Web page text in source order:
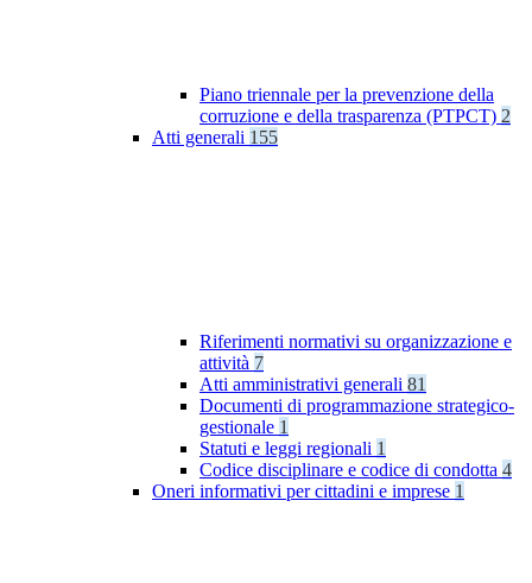
Piano triennale per la prevenzione della
corruzione e della trasparenza (PTPCT) 2
Atti generali 155
Riferimenti normativi su organizzazione e
attività 7
Atti amministrativi generali 81
Documenti di programmazione strategico-
gestionale 1
Statuti e leggi regionali 1
Codice disciplinare e codice di condotta 4
Oneri informativi per cittadini e imprese 1